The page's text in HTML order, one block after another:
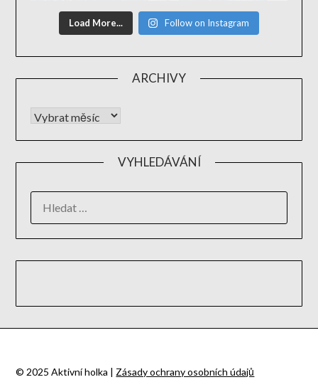
Load More... Follow on Instagram
ARCHIVY
VYHLEDÁVÁNÍ
© 2025 Aktivní holka | Zásady ochrany osobních údajů